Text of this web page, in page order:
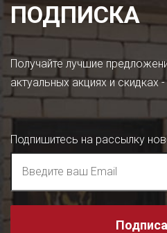
ПОДПИСКА
Получайте лучшие
актуальных акциях и
Подпишитесь на рассылку